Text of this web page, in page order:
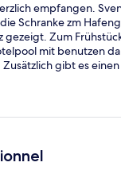
empfangen.
Schranke zm
gezeigt. Zum
mit benutzen
Zusätzlich gibt es
kostenlos
kostenlos zurück)